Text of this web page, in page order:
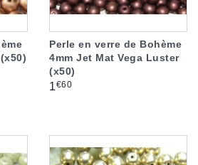
Perle en verre de Bohème
4mm Jet Mat Vega Luster
(x50)
Prix
1€60